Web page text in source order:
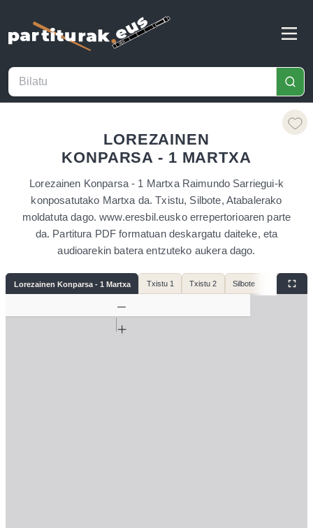
LOREZAINEN
KONPARSA - 1 MARTXA
Lorezainen Konparsa - 1 Martxa Raimundo Sarriegui-k
konposatutako Martxa da. Txistu, Silbote, Atabalerako
moldatuta dago. www.eresbil.eusko errepertorioaren parte
da. Partitura PDF formatuan deskargatu daiteke, eta
audioarekin batera entzuteko aukera dago.
Lorezainen Konparsa - 1 Martxa Txistu 1 Txistu 2 Silbote Txistu 1 +